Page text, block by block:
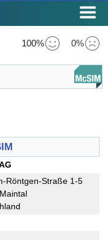
100% 0%
Röntgen-Straße 1-5